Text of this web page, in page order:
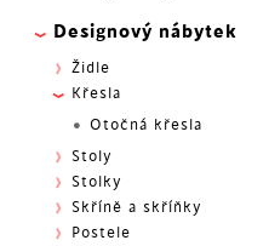
Designový nábytek
Židle
Křesla
Otočná křesla
Stoly
Stolky
Skříně a skříňky
Postele